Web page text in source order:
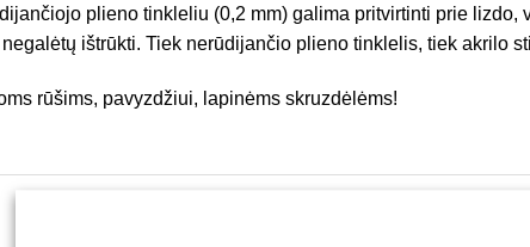
plieno tinkleliu (0,2 mm) galima pritvirtinti prie lizdo,
ištrūkti. Tiek nerūdijančio plieno tinklelis, tiek akrilo
rūšims, pavyzdžiui, lapinėms skruzdėlėms!